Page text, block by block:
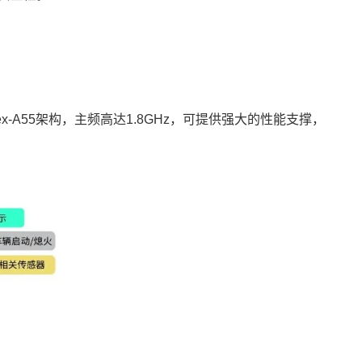
-A55架构，主频高达1.8GHz，可提供强大的性能支撑，